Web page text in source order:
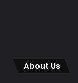
About Us